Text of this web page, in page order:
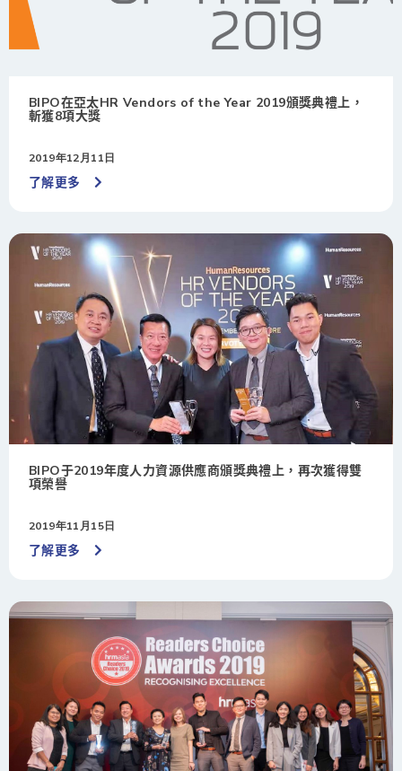
BIPO在亞太HR Vendors of the Year 2019頒獎典禮上，
斬獲8項大獎
2019年12月11日
了解更多
BIPO于2019年度人力資源供應商頒獎典禮上，再次獲得雙
項榮譽
2019年11月15日
了解更多